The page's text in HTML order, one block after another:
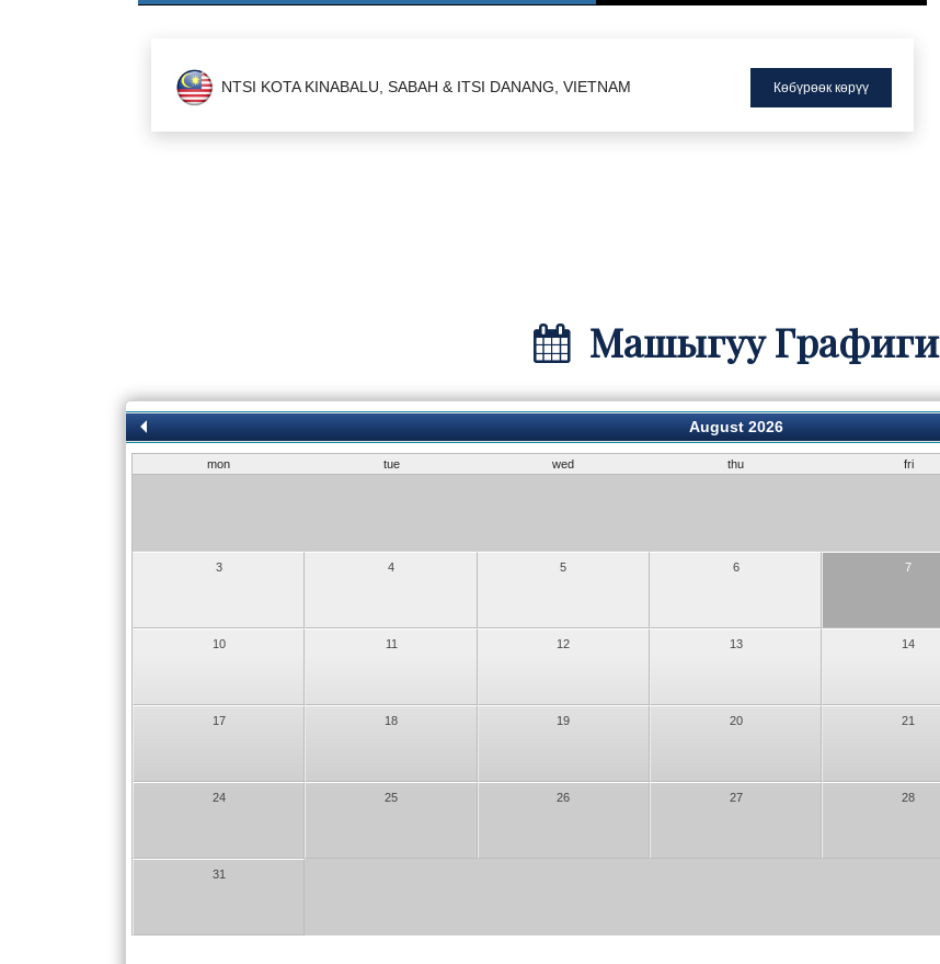
NTSI KOTA KINABALU, SABAH & ITSI DANANG, VIETNAM Көбүрөөк көрүү
Машыгуу Графиги
August 2026
mon tue wed thu fri
3 4 5 6 7
10 11 12 13 14
17 18 19 20 21
24 25 26 27 28
31